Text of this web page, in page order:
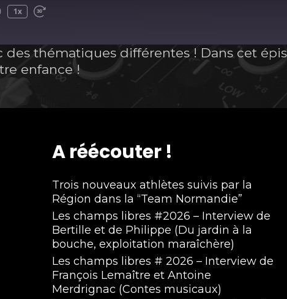
1x
des thématiques différentes ! Dans cet
enfance !
A réécouter !
Trois nouveaux athlètes suivis par la
Région dans la “Team Normandie”
Les champs libres #2026 – Interview de
Bertille et de Philippe (Du jardin à la
bouche, exploitation maraîchère)
Les champs libres # 2026 – Interview de
François Lemaître et Antoine
Merdrignac (Contes musicaux)